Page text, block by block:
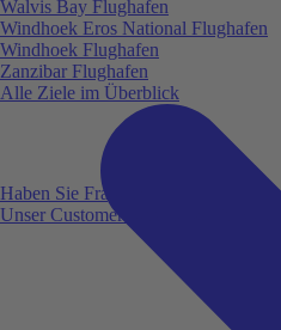
Haben Sie Fragen?
Unser Customer Service ist für Sie da!
Walvis Bay Flughafen
Windhoek Eros National Flughafen
Windhoek Flughafen
Zanzibar Flughafen
Alle Ziele im Überblick